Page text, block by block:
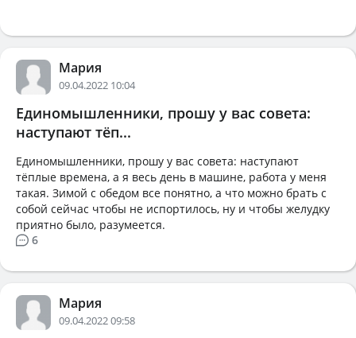
Мария
09.04.2022 10:04
Единомышленники, прошу у вас совета:
наступают тёп...
Единомышленники, прошу у вас совета: наступают
тёплые времена, а я весь день в машине, работа у меня
такая. Зимой с обедом все понятно, а что можно брать с
собой сейчас чтобы не испортилось, ну и чтобы желудку
приятно было, разумеется.
6
Мария
09.04.2022 09:58